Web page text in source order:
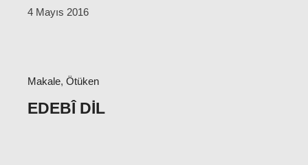
4 Mayıs 2016
Makale, Ötüken
EDEBÎ DIL